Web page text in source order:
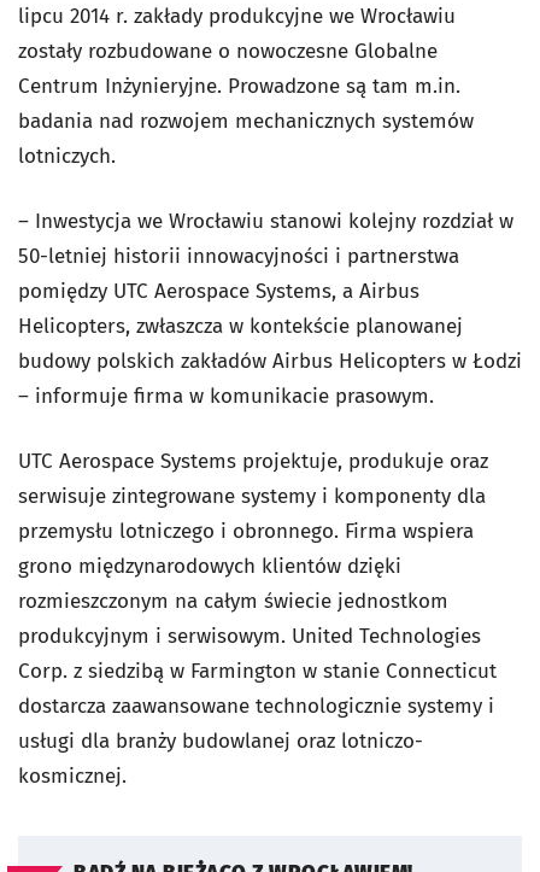
lipcu 2014 r. zakłady produkcyjne we Wrocławiu
zostały rozbudowane o nowoczesne Globalne
Centrum Inżynieryjne. Prowadzone są tam m.in.
badania nad rozwojem mechanicznych systemów
lotniczych.
– Inwestycja we Wrocławiu stanowi kolejny rozdział w
50-letniej historii innowacyjności i partnerstwa
pomiędzy UTC Aerospace Systems, a Airbus
Helicopters, zwłaszcza w kontekście planowanej
budowy polskich zakładów Airbus Helicopters w Łodzi
– informuje firma w komunikacie prasowym.
UTC Aerospace Systems projektuje, produkuje oraz
serwisuje zintegrowane systemy i komponenty dla
przemysłu lotniczego i obronnego. Firma wspiera
grono międzynarodowych klientów dzięki
rozmieszczonym na całym świecie jednostkom
produkcyjnym i serwisowym. United Technologies
Corp. z siedzibą w Farmington w stanie Connecticut
dostarcza zaawansowane technologicznie systemy i
usługi dla branży budowlanej oraz lotniczo-
kosmicznej.